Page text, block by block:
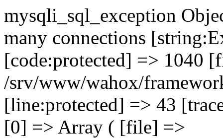
mysqli_sql_exception
many connections
[code:protected] => 1040
/srv/www/wahox/
[line:protected] => 43
[0] => Array ( [file] =>